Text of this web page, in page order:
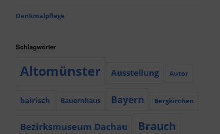
Denkmalpflege
Schlagwörter
Altomünster Ausstellung Autor
bairisch Bauernhaus Bayern Bergkirchen
Bezirksmuseum Dachau Brauch